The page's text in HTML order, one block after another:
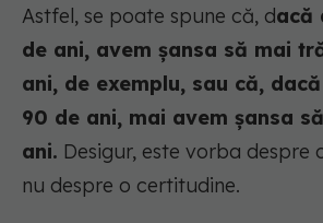
Astfel, se poate spune că, dacă
de ani, avem șansa să mai
ani, de exemplu, sau că,
90 de ani, mai avem șansa
ani. Desigur, este vorba
nu despre o certitudine.